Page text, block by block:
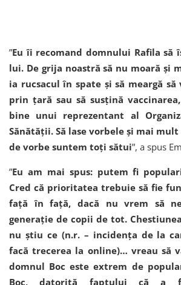
”Eu îi recomand domnului Rafila să
lui. De grija noastră să nu moară și
ia rucsacul în spate și să meargă să
prin țară sau să susțină
bine unui reprezentant al
Sănătății. Să lase vorbele și mai
de vorbe suntem toți sătui”, a spus
”Eu am mai spus: putem fi
Cred că prioritatea trebuie să fie
faţă în faţă, dacă nu vrem să
generaţie de copii de tot.
nu ştiu ce (n.r. – incidenţa de la
facă trecerea la online)… vreau să
domnul Boc este extrem de
Boc, datorită faptului că a